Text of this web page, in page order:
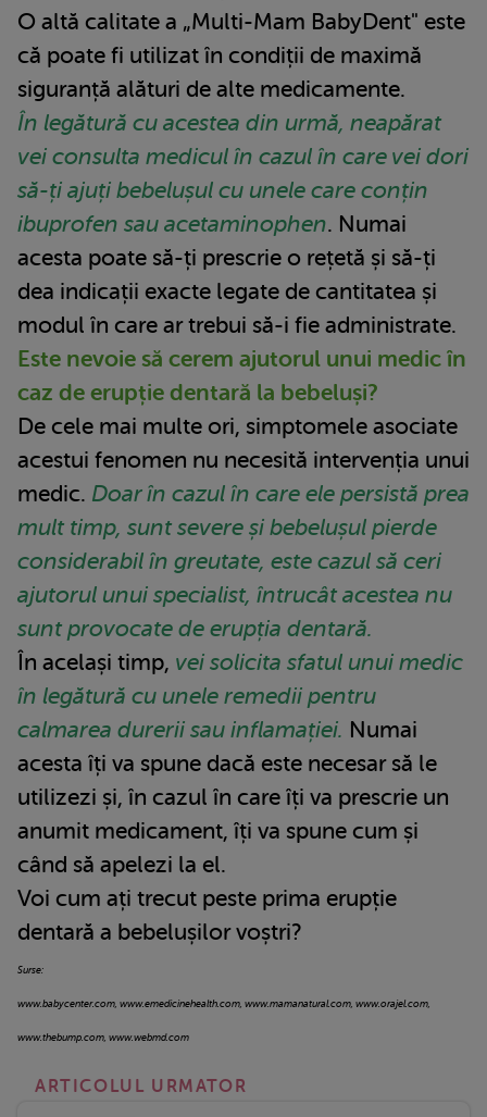
O altă calitate a „Multi-Mam BabyDent" este
că poate fi utilizat în condiții de maximă
siguranță alături de alte medicamente.
În legătură cu acestea din urmă, neapărat
vei consulta medicul în cazul în care vei dori
să-ți ajuți bebelușul cu unele care conțin
ibuprofen sau acetaminophen. Numai
acesta poate să-ți prescrie o rețetă și să-ți
dea indicații exacte legate de cantitatea și
modul în care ar trebui să-i fie administrate.
Este nevoie să cerem ajutorul unui medic în
caz de erupție dentară la bebeluși?
De cele mai multe ori, simptomele asociate
acestui fenomen nu necesită intervenția unui
medic. Doar în cazul în care ele persistă prea
mult timp, sunt severe și bebelușul pierde
considerabil în greutate, este cazul să ceri
ajutorul unui specialist, întrucât acestea nu
sunt provocate de erupția dentară.
În același timp, vei solicita sfatul unui medic
în legătură cu unele remedii pentru
calmarea durerii sau inflamației. Numai
acesta îți va spune dacă este necesar să le
utilizezi și, în cazul în care îți va prescrie un
anumit medicament, îți va spune cum și
când să apelezi la el.
Voi cum ați trecut peste prima erupție
dentară a bebelușilor voștri?
Surse:
www.babycenter.com, www.emedicinehealth.com, www.mamanatural.com, www.orajel.com,
www.thebump.com, www.webmd.com
ARTICOLUL URMATOR